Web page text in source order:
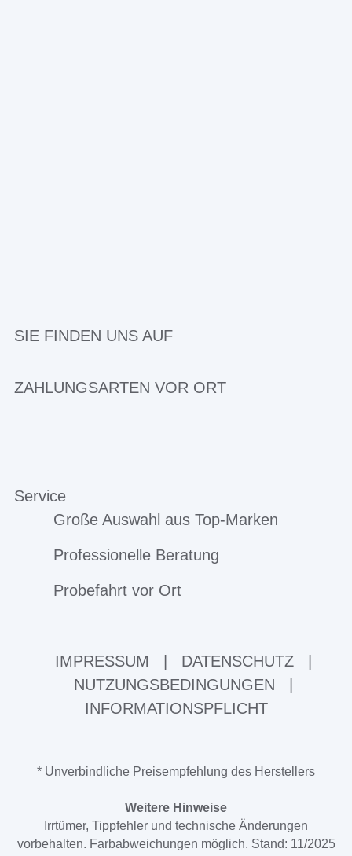
SIE FINDEN UNS AUF
ZAHLUNGSARTEN VOR ORT
Service
Große Auswahl aus Top-Marken
Professionelle Beratung
Probefahrt vor Ort
IMPRESSUM DATENSCHUTZ
NUTZUNGSBEDINGUNGEN
INFORMATIONSPFLICHT
* Unverbindliche Preisempfehlung des Herstellers
Weitere Hinweise
Irrtümer, Tippfehler und technische Änderungen
vorbehalten. Farbabweichungen möglich. Stand: 11/2025